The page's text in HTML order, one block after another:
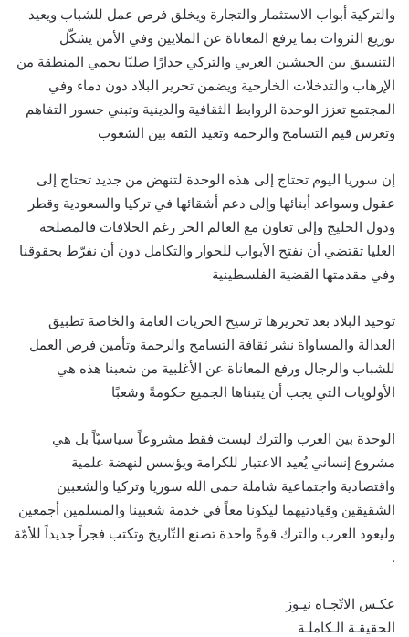
والتركية أبواب الاستثمار والتجارة ويخلق فرص عمل للشباب ويعيد
توزيع الثروات بما يرفع المعاناة عن الملايين وفي الأمن يشكّل
التنسيق بين الجيشين العربي والتركي جدارًا صلبًا يحمي المنطقة من
الإرهاب والتدخلات الخارجية ويضمن تحرير البلاد دون دماء وفي
المجتمع تعزز الوحدة الروابط الثقافية والدينية وتبني جسور التفاهم
وتغرس قيم التسامح والرحمة وتعيد الثقة بين الشعوب
إن سوريا اليوم تحتاج إلى هذه الوحدة لتنهض من جديد تحتاج إلى
عقول وسواعد أبنائها وإلى دعم أشقائها في تركيا والسعودية وقطر
ودول الخليج وإلى تعاون مع العالم الحر رغم الخلافات فالمصلحة
العليا تقتضي أن نفتح الأبواب للحوار والتكامل دون أن نفرّط بحقوقنا
وفي مقدمتها القضية الفلسطينية
توحيد البلاد بعد تحريرها ترسيخ الحريات العامة والخاصة تطبيق
العدالة والمساواة نشر ثقافة التسامح والرحمة وتأمين فرص العمل
للشباب والرجال ورفع المعاناة عن الأغلبية من شعبنا هذه هي
الأولويات التي يجب أن يتبناها الجميع حكومةً وشعبًا
الوحدة بين العرب والترك ليست فقط مشروعاً سياسيّاً بل هي
مشروع إنساني يُعيد الاعتبار للكرامة ويؤسس لنهضة علمية
واقتصادية واجتماعية شاملة حمى الله سوريا وتركيا والشعبين
الشقيقين وقيادتيهما ليكونا معاً في خدمة شعبينا والمسلمين أجمعين
وليعود العرب والترك قوةً واحدة تصنع التّاريخ وتكتب فجراً جديداً للأمّة
.
عكـس الاتّجـاه نيـوز
الحقيقـة الـكاملـة